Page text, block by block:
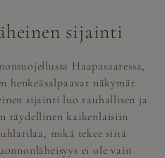
sijainti
Haapasaaressa,
henkeäsalpaavat näkymät
sijainti luo rauhallisen ja
täydellinen kaikenlaisiin
mikä tekee siitä
ei ole vain